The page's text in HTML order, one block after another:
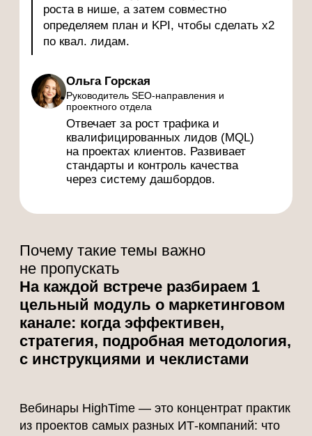
23 июля 2026 — 11:00 мск
PR и известность В2В ИТ-
продукта: как превратить
репутацию в канал целевых
заявок (MQL) для ИТ-
продуктов с длинным циклом
Разберём, почему точечные публикации и
отзывы не приводят клиентов и с чего
начинать управление репутацией (SERM)
Предстоящие вебинары
Каждый месяц команда HighTime проводит
бесплатные вебинары по B2B-маркетингу
актуальные стратегии, кейсы и практические
инструменты для роста вашего бизнеса —
от привлечения трафика до закрытия сделок.